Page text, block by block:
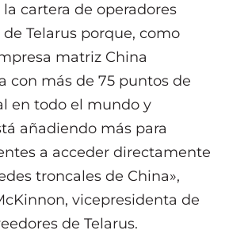
cartera de operadores
Telarus porque, como
matriz China
con más de 75 puntos de
en todo el mundo y
añadiendo más para
a acceder directamente
troncales de China»,
vicepresidenta de
de Telarus.